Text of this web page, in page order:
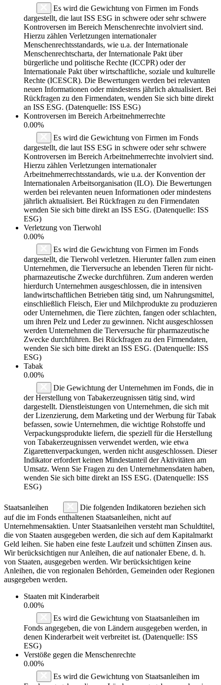
Es wird die Gewichtung von Firmen im Fonds
dargestellt, die laut ISS ESG in schwere oder sehr schwere
Kontroversen im Bereich Menschenrechte involviert sind.
Hierzu zählen Verletzungen internationaler
Menschenrechtsstandards, wie u.a. der Internationale
Menschenrechtscharta, der Internationale Pakt über
bürgerliche und politische Rechte (ICCPR) oder der
Internationale Pakt über wirtschaftliche, soziale und kulturelle
Rechte (ICESCR). Die Bewertungen werden bei relevanten
neuen Informationen oder mindestens jährlich aktualisiert. Bei
Rückfragen zu den Firmendaten, wenden Sie sich bitte direkt
an ISS ESG. (Datenquelle: ISS ESG)
Kontroversen im Bereich Arbeitnehmerrechte
0.00%
Es wird die Gewichtung von Firmen im Fonds
dargestellt, die laut ISS ESG in schwere oder sehr schwere
Kontroversen im Bereich Arbeitnehmerrechte involviert sind.
Hierzu zählen Verletzungen internationaler
Arbeitnehmerrechtsstandards, wie u.a. der Konvention der
Internationalen Arbeitsorganisation (ILO). Die Bewertungen
werden bei relevanten neuen Informationen oder mindestens
jährlich aktualisiert. Bei Rückfragen zu den Firmendaten
wenden Sie sich bitte direkt an ISS ESG. (Datenquelle: ISS
ESG)
Verletzung von Tierwohl
0.00%
Es wird die Gewichtung von Firmen im Fonds
dargestellt, die Tierwohl verletzen. Hierunter fallen zum einen
Unternehmen, die Tierversuche an lebenden Tieren für nicht-
pharmazeutische Zwecke durchführen. Zum anderen werden
hierdurch Unternehmen ausgeschlossen, die in intensiven
landwirtschaftlichen Betrieben tätig sind, um Nahrungsmittel,
einschließlich Fleisch, Eier und Milchprodukte zu produzieren
oder Unternehmen, die Tiere züchten, fangen oder schlachten,
um ihren Pelz und Leder zu gewinnen. Nicht ausgeschlossen
werden Unternehmen die Tierversuche für pharmazeutische
Zwecke durchführen. Bei Rückfragen zu den Firmendaten,
wenden Sie sich bitte direkt an ISS ESG. (Datenquelle: ISS
ESG)
Tabak
0.00%
Die Gewichtung der Unternehmen im Fonds, die in
der Herstellung von Tabakerzeugnissen tätig sind, wird
dargestellt. Dienstleistungen von Unternehmen, die sich mit
der Lizenzierung, dem Marketing und der Werbung für Tabak
befassen, sowie Unternehmen, die wichtige Rohstoffe und
Verpackungsprodukte liefern, die speziell für die Herstellung
von Tabakerzeugnissen verwendet werden, wie etwa
Zigarettenverpackungen, werden nicht ausgeschlossen. Dieser
Indikator erfordert keinen Mindestanteil der Aktivitäten am
Umsatz. Wenn Sie Fragen zu den Unternehmensdaten haben,
wenden Sie sich bitte direkt an ISS ESG. (Datenquelle: ISS
ESG)
Staatsanleihen
Die folgenden Indikatoren beziehen sich
auf die im Fonds enthaltenen Staatsanleihen, nicht auf
Unternehmensaktien. Unter Staatsanleihen versteht man Schuldtitel,
die von Staaten ausgegeben werden, die sich auf dem Kapitalmarkt
Geld leihen. Sie haben eine feste Laufzeit und schütten Zinsen aus.
Wir berücksichtigen nur Anleihen, die auf nationaler Ebene, d. h.
von Staaten, ausgegeben werden. Wir berücksichtigen keine
Anleihen, die von regionalen Behörden, Gemeinden oder Regionen
ausgegeben werden.
Staaten mit Kinderarbeit
0.00%
Es wird die Gewichtung von Staatsanleihen im
Fonds angegeben, die von Ländern ausgegeben werden, in
denen Kinderarbeit weit verbreitet ist. (Datenquelle: ISS
ESG)
Verstöße gegen die Menschenrechte
0.00%
Es wird die Gewichtung von Staatsanleihen im